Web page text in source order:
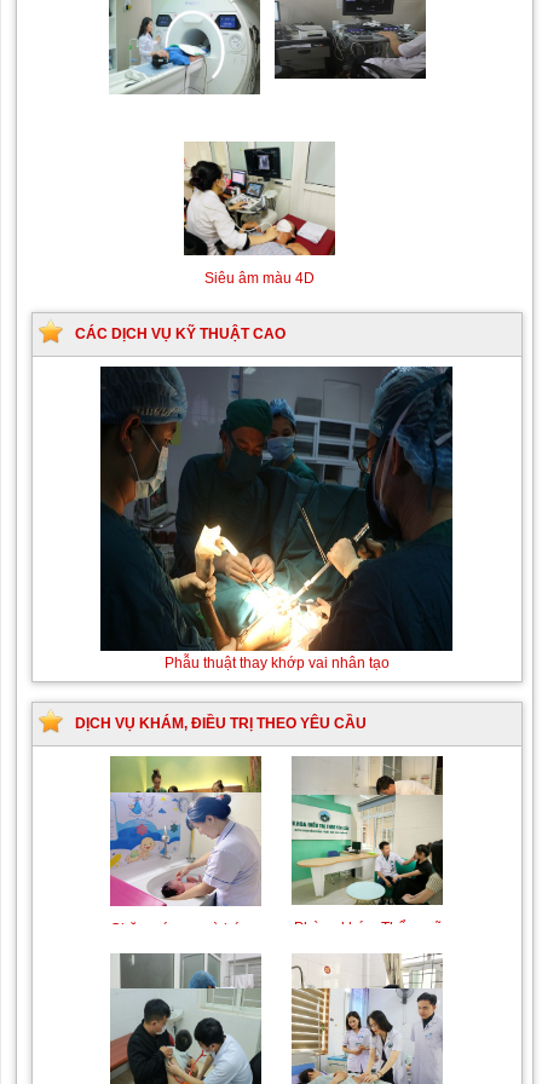
Siêu âm Doppler xuyên
sọ
Kỹ thuật chụp mạch máu
não bằng hệ thống chụp
Siêu âm màu 4D
CÁC DỊCH VỤ KỸ THUẬT CAO
Phẫu thuật thay khớp vai nhân tạo
DỊCH VỤ KHÁM, ĐIỀU TRỊ THEO YÊU CẦU
Chăm sóc mẹ và bé sơ
sinh
Trung tâm chăm sóc mẹ
bầu và sau sinh
Phòng khám Thẩm mỹ
theo Yêu cầu
Khám bệnh nhân mắc
các bệnh lý về xương,
khớp